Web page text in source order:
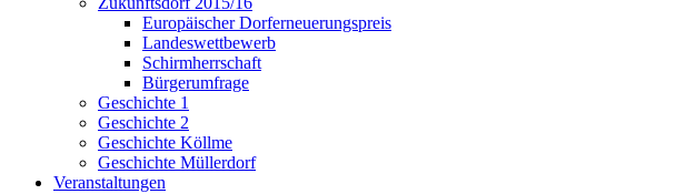
Europäischer Dorferneuerungspreis
Landeswettbewerb
Schirmherrschaft
Bürgerumfrage
Geschichte 1
Geschichte 2
Geschichte Köllme
Geschichte Müllerdorf
Veranstaltungen